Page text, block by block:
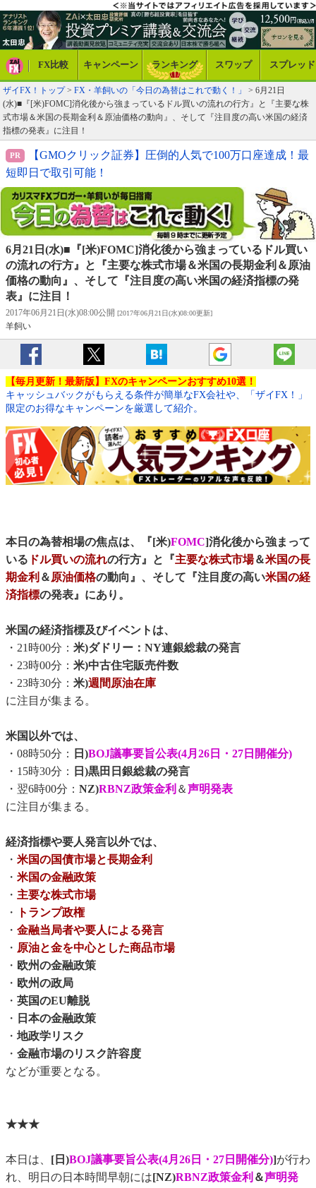
FX比較 キャンペーン ランキング スワップ スプレッド
ザイFX！トップ> FX・羊飼いの「今日の為替はこれで動く！」
> 6月21日
(水)■『[米)FOMC]消化後から強まっているドル買いの流れの行方』と『主要な株
式市場＆米国の長期金利＆原油価格の動向』、そして『注目度の高い米国の経済
指標の発表』に注目！
【GMOクリック証券】圧倒的人気で100万口座達成！最
短即日で取引可能！
6月21日(水)■『[米)FOMC]消化後から強まっているドル買い
の流れの行方』と『主要な株式市場＆米国の長期金利＆原油
価格の動向』、そして『注目度の高い米国の経済指標の発
表』に注目！
2017年06月21日(水)08:00公開 [2017年06月21日(水)08:00更新]
羊飼い
【毎月更新！最新版】FXのキャンペーンおすすめ10選！
キャッシュバックがもらえる条件が簡単なFX会社や、「ザイFX！」
限定のお得なキャンペーンを厳選して紹介。
本日の為替相場の焦点は、『[米)FOMC]消化後から強まって
いる ドル買いの流れの行方』と『主要な株式市場＆米国の長
期金利 ＆原油価格の動向』、そして『注目度の高い米国の経
済指標の発表』にあり。
米国の経済指標及びイベントは、
・21時00分： 米)ダドリー：NY連銀総裁の発言
・23時00分： 米)中古住宅販売件数
・23時30分： 米)週間原油在庫
に注目が集まる。
米国以外では、
・08時50分：
日)BOJ議事要旨公表(4月26日・27日開催分)
・15時30分：
日)黒田日銀総裁の発言
・翌6時00分： NZ)RBNZ政策金利 ＆声明発表
に注目が集まる。
経済指標や要人発言以外では、
・ 米国の国債市場と長期金利
・ 米国の金融政策
・ 主要な株式市場
・
トランプ政権
・ 金融当局者や要人による発言
・ 原油と金を中心とした商品市場
・ 欧州の金融政策
・ 欧州の政局
・ 英国のEU離脱
・ 日本の金融政策
・ 地政学リスク
・ 金融市場のリスク許容度
などが重要となる。
★★★
本日は、 [日)BOJ議事要旨公表(4月26日・27日開催分)]が行わ
れ、明日の日本時間早朝には[NZ)RBNZ政策金利 ＆声明発